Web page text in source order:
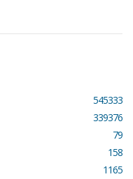
545333
339376
79
158
1165